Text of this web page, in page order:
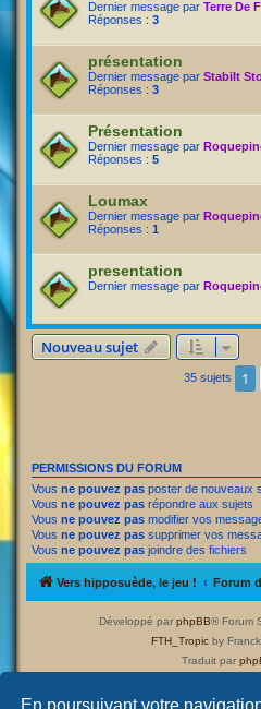
En poursuivant votre
Dernier message par Terre De
Réponses : 3
présentation
Dernier message par Stabilt
Réponses : 3
Présentation
Dernier message par
Réponses : 5
Loumax
Dernier message par
Réponses : 1
presentation
Dernier message par
Nouveau sujet
35 sujets 1
PERMISSIONS DU FORUM
Vous ne pouvez pas poster de nouveaux
Vous ne pouvez pas répondre aux sujets
Vous ne pouvez pas modifier vos
Vous ne pouvez pas supprimer vos
Vous ne pouvez pas joindre des fichiers
Vers hipposuède, le jeu ! Forum
Développé par phpBB® Forum
FTH_Tropic by
Traduit par